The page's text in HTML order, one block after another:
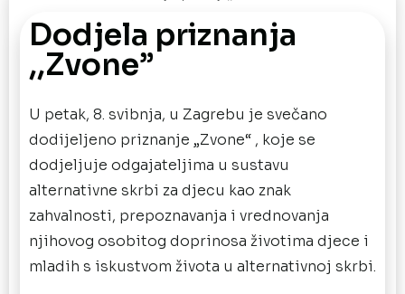
Dodjela priznanja
,,Zvone”
U petak, 8. svibnja, u Zagrebu je svečano
dodijeljeno priznanje „Zvone“ , koje se
dodjeljuje odgajateljima u sustavu
alternativne skrbi za djecu kao znak
zahvalnosti, prepoznavanja i vrednovanja
njihovog osobitog doprinosa životima djece i
mladih s iskustvom života u alternativnoj skrbi.